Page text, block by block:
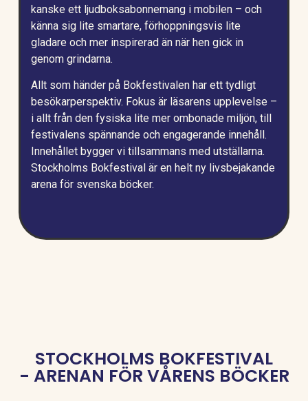
kanske ett ljudboksabonnemang i mobilen – och
känna sig lite smartare, förhoppningsvis lite
gladare och mer inspirerad än när hen gick in
genom grindarna.
Allt som händer på Bokfestivalen har ett tydligt
besökarperspektiv. Fokus är läsarens upplevelse –
i allt från den fysiska lite mer ombonade miljön, till
festivalens spännande och engagerande innehåll.
Innehållet bygger vi tillsammans med utställarna.
Stockholms Bokfestival är en helt ny livsbejakande
arena för svenska böcker.
STOCKHOLMS BOKFESTIVAL
- ARENAN FÖR VÅRENS BÖCKER